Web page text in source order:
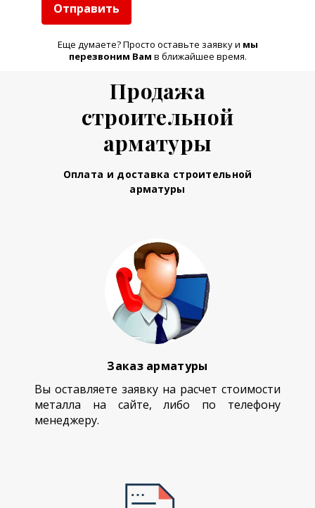
Отправить
Еще думаете? Просто оставьте заявку и мы
перезвоним Вам в ближайшее время.
Продажа
строительной
арматуры
Оплата и доставка строительной
арматуры
Заказ арматуры
Вы оставляете заявку на расчет стоимости
металла на сайте, либо по телефону
менеджеру.